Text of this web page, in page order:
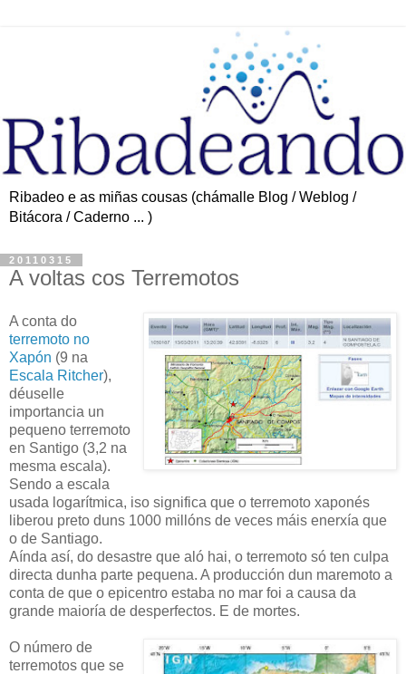
Ribadeo e as miñas cousas (chámalle Blog / Weblog /
Bitácora / Caderno ... )
20110315
A voltas cos Terremotos
A conta do
terremoto no
Xapón (9 na
Escala Ritcher),
déuselle
importancia un
pequeno terremoto
en Santigo (3,2 na
mesma escala).
Sendo a escala
usada logarítmica, iso significa que o terremoto xaponés
liberou preto duns 1000 millóns de veces máis enerxía que
o de Santiago.
Aínda así, do desastre que aló hai, o terremoto só ten culpa
directa dunha parte pequena. A producción dun maremoto a
conta de que o epicentro estaba no mar foi a causa da
grande maioría de desperfectos. E de mortes.
O número de
terremotos que se